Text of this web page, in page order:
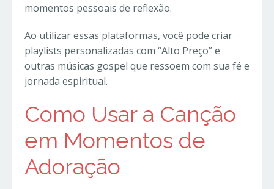
momentos pessoais de reflexão.
Ao utilizar essas plataformas, você pode criar
playlists personalizadas com “Alto Preço” e
outras músicas gospel que ressoem com sua fé e
jornada espiritual.
Como Usar a Canção
em Momentos de
Adoração